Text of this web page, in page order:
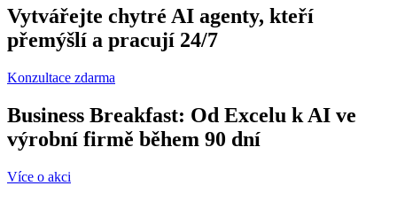
Vytvářejte chytré AI agenty, kteří
přemýšlí a pracují 24/7
Konzultace zdarma
Business Breakfast: Od Excelu k AI ve
výrobní firmě během 90 dní
Více o akci